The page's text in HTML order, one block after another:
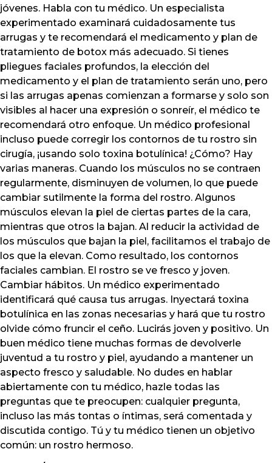
jóvenes. Habla con tu médico. Un especialista
experimentado examinará cuidadosamente tus
arrugas y te recomendará el medicamento y plan de
tratamiento de botox más adecuado. Si tienes
pliegues faciales profundos, la elección del
medicamento y el plan de tratamiento serán uno, pero
si las arrugas apenas comienzan a formarse y solo son
visibles al hacer una expresión o sonreír, el médico te
recomendará otro enfoque. Un médico profesional
incluso puede corregir los contornos de tu rostro sin
cirugía, ¡usando solo toxina botulínica! ¿Cómo? Hay
varias maneras. Cuando los músculos no se contraen
regularmente, disminuyen de volumen, lo que puede
cambiar sutilmente la forma del rostro. Algunos
músculos elevan la piel de ciertas partes de la cara,
mientras que otros la bajan. Al reducir la actividad de
los músculos que bajan la piel, facilitamos el trabajo de
los que la elevan. Como resultado, los contornos
faciales cambian. El rostro se ve fresco y joven.
Cambiar hábitos. Un médico experimentado
identificará qué causa tus arrugas. Inyectará toxina
botulínica en las zonas necesarias y hará que tu rostro
olvide cómo fruncir el ceño. Lucirás joven y positivo. Un
buen médico tiene muchas formas de devolverle
juventud a tu rostro y piel, ayudando a mantener un
aspecto fresco y saludable. No dudes en hablar
abiertamente con tu médico, hazle todas las
preguntas que te preocupen: cualquier pregunta,
incluso las más tontas o íntimas, será comentada y
discutida contigo. Tú y tu médico tienen un objetivo
común: un rostro hermoso.